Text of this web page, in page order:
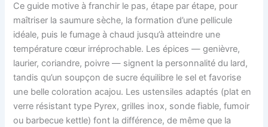
Ce guide motive à franchir le pas, étape par étape, pour
maîtriser la saumure sèche, la formation d’une pellicule
idéale, puis le fumage à chaud jusqu’à atteindre une
température cœur irréprochable. Les épices — genièvre,
laurier, coriandre, poivre — signent la personnalité du lard,
tandis qu’un soupçon de sucre équilibre le sel et favorise
une belle coloration acajou. Les ustensiles adaptés (plat en
verre résistant type Pyrex, grilles inox, sonde fiable, fumoir
ou barbecue kettle) font la différence, de même que la